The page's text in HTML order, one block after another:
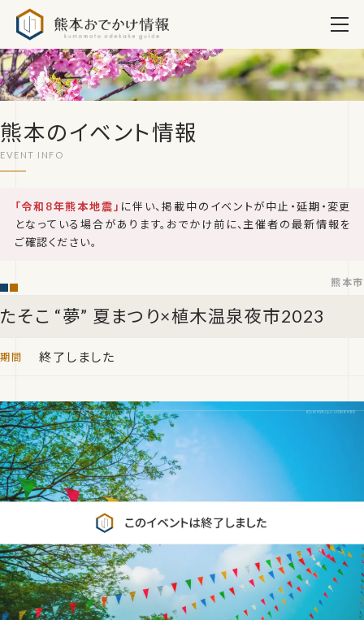
熊本のイベント情報
「令和8年熊本地震」 に伴い、掲載中のイベントが中止・延期・変更
となっている場合があります。おでかけ前に、主催者の最新情報を
ご確認ください。
たそこ “夢” 夏まつり×植木温泉夜市2023
熊本市
終了しました